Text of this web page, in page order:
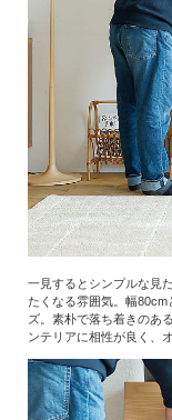
一見するとシンプルな見
たくなる雰囲気。幅80cm
ズ。素朴で落ち着きのあ
ンテリアに相性が良く、